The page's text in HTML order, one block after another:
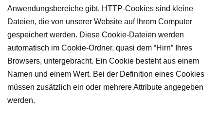
Anwendungsbereiche gibt. HTTP-Cookies sind kleine
Dateien, die von unserer Website auf Ihrem Computer
gespeichert werden. Diese Cookie-Dateien werden
automatisch im Cookie-Ordner, quasi dem “Hirn” Ihres
Browsers, untergebracht. Ein Cookie besteht aus einem
Namen und einem Wert. Bei der Definition eines Cookies
müssen zusätzlich ein oder mehrere Attribute angegeben
werden.